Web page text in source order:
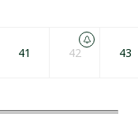
41 42 43